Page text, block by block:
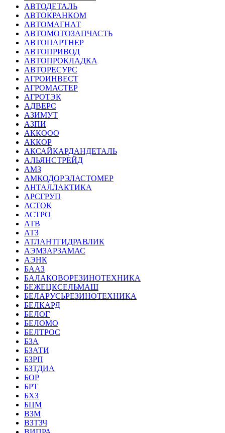
АВТОДЕТАЛЬ
АВТОКРАНКОМ
АВТОМАГНАТ
АВТОМОТОЗАПЧАСТЬ
АВТОПАРТНЕР
АВТОПРИВОД
АВТОПРОКЛАДКА
АВТОРЕСУРС
АГРОИНВЕСТ
АГРОМАСТЕР
АГРОТЭК
АДВЕРС
АЗИМУТ
АЗПИ
АККООО
АККОР
АКСАЙКАРДАНДЕТАЛЬ
АЛЬЯНСТРЕЙД
АМЗ
АМКОДОРЭЛАСТОМЕР
АНТАЛЛАКТИКА
АРСГРУП
АСТОК
АСТРО
АТВ
АТЗ
АТЛАНТГИДРАВЛИК
АЭМЗАРЗАМАС
АЭНК
БААЗ
БАЛАКОВОРЕЗИНОТЕХНИКА
БЕЖЕЦКСЕЛЬМАШ
БЕЛАРУСЬРЕЗИНОТЕХНИКА
БЕЛКАРД
БЕЛОГ
БЕЛОМО
БЕЛТРОС
БЗА
БЗАТИ
БЗРП
БЗТДИА
БОР
БРТ
БХЗ
БЦМ
ВЗМ
ВЗТЗЧ